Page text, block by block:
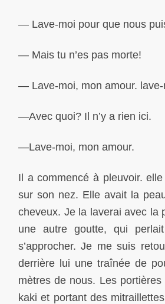
— Lave-moi pour que nous
— Mais tu n’es pas morte!
— Lave-moi, mon amour.
—Avec quoi? Il n’y a rien ici.
—Lave-moi, mon amour.
Il a commencé à pleuvoir.
sur son nez. Elle avait la
cheveux. Je la laverai avec la
une autre goutte, qui
s’approcher. Je me suis
derrière lui une traînée de
mètres de nous. Les
kaki et portant des